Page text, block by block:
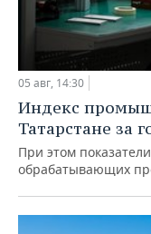
05 авг, 14:30
Индекс
Татарстане за
При этом
обрабатывающих